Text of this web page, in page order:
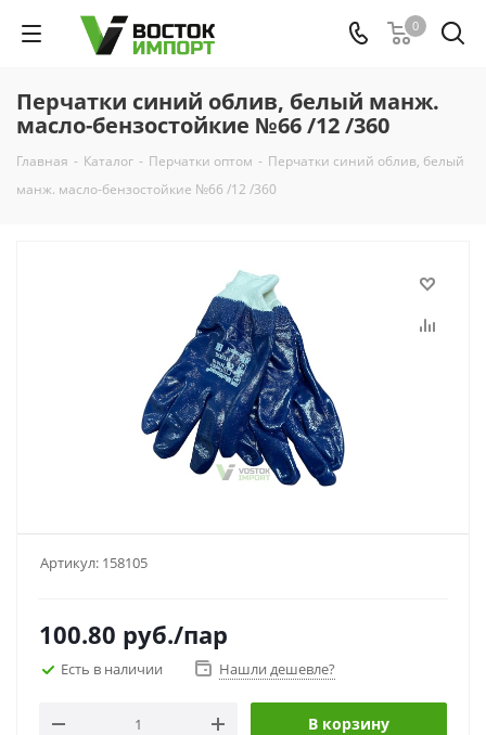
0
Перчатки синий облив, белый манж.
масло-бензостойкие №66 /12 /360
Главная - Каталог - Перчатки оптом - Перчатки синий облив, белый
манж. масло-бензостойкие №66 /12 /360
Артикул: 158105
100.80 руб./пар
Есть в наличии Нашли дешевле?
В корзину